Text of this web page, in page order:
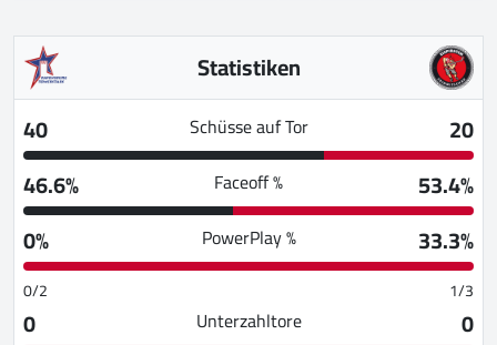
Statistiken
40
Schüsse auf Tor
20
46.6%
Faceoff %
53.4%
0%
PowerPlay % 33.3%
0/2 1/3
0 Unterzahltore
0